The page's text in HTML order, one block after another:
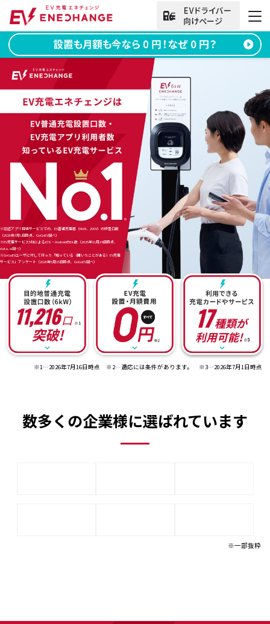
法人向けお問い合わせ
資料ダウンロード 無料お問い合わせ
電話をかける
(9:00~18:00) 050-2030-5702
法人向け
サービス
導入事例
EV・充電の基礎知識
設置・月額費用0円で導入できる理由
営業パートナー募集
ニュース・展示会情報
11,216口 ※1
突破!
17種類が
利用可能! ※3
※認証アプリ提供サービスでの、EV普通充電器（6kW、200V）の設置口数
（2026年7月1日時点、GoGoEV調べ）
※EV充電サービス5社によるiOS・AndroidのDL数（2025年11月28日時点、
data.ai調べ）
※GoGoEVユーザに対して行った「知っている（聞いたことがある）EV充電
サービス」アンケート（2026年5月15日時点、GoGoEV調べ）
※1…2026年7月16日時点 ※2…適応には条件があります。 ※3…2026年7月1日時点
数多くの企業様に選ばれています
※一部抜粋